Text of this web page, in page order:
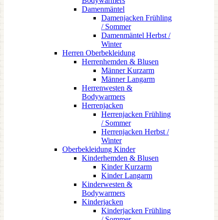
Damenmäntel
Damenjacken Frühling
/ Sommer
Damenmäntel Herbst /
Winter
Herren Oberbekleidung
Herrenhemden & Blusen
Männer Kurzarm
Männer Langarm
Herrenwesten &
Bodywarmers
Herrenjacken
Herrenjacken Frühling
/ Sommer
Herrenjacken Herbst /
Winter
Oberbekleidung Kinder
Kinderhemden & Blusen
Kinder Kurzarm
Kinder Langarm
Kinderwesten &
Bodywarmers
Kinderjacken
Kinderjacken Frühling